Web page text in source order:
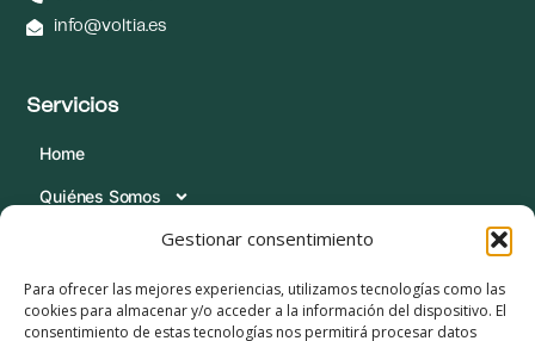
Gestionar consentimiento
Para ofrecer las mejores experiencias, utilizamos tecnologías como las
cookies para almacenar y/o acceder a la información del dispositivo. El
consentimiento de estas tecnologías nos permitirá procesar datos
info@voltia.es
Servicios
Home
Quiénes Somos
Blog
Contacta